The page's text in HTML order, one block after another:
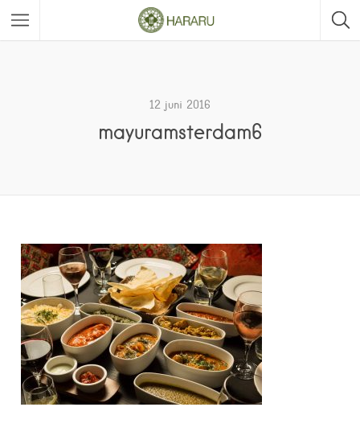
12 juni 2016
mayuramsterdam6